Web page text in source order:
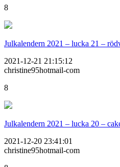
8
Julkalendern 2021 – lucka 21 –
2021-12-21 21:15:12
christine95hotmail-com
8
Julkalendern 2021 – lucka 20 –
2021-12-20 23:41:01
christine95hotmail-com